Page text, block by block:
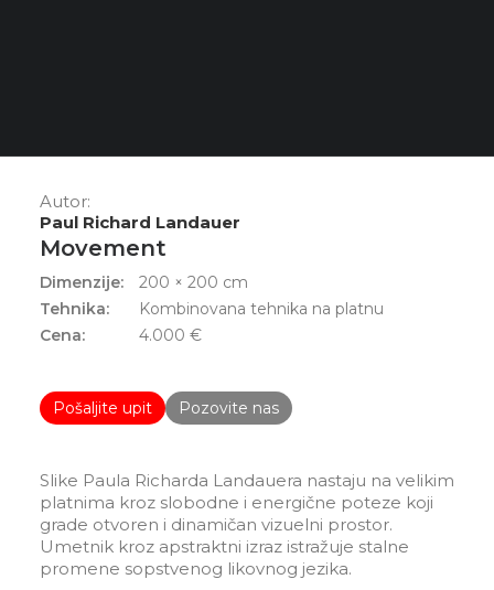
Autor:
Paul Richard Landauer
Movement
Dimenzije:
200 × 200 cm
Tehnika:
Kombinovana tehnika na platnu
Cena:
4.000 €
Pošaljite upit Pozovite nas
Slike Paula Richarda Landauera nastaju na velikim
platnima kroz slobodne i energične poteze koji
grade otvoren i dinamičan vizuelni prostor.
Umetnik kroz apstraktni izraz istražuje stalne
promene sopstvenog likovnog jezika.